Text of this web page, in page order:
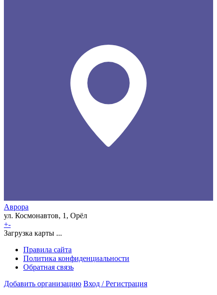
Аврора
ул. Космонавтов, 1, Орёл
+-
Загрузка карты ...
Правила сайта
Политика конфиденциальности
Обратная связь
Добавить организацию Вход / Регистрация